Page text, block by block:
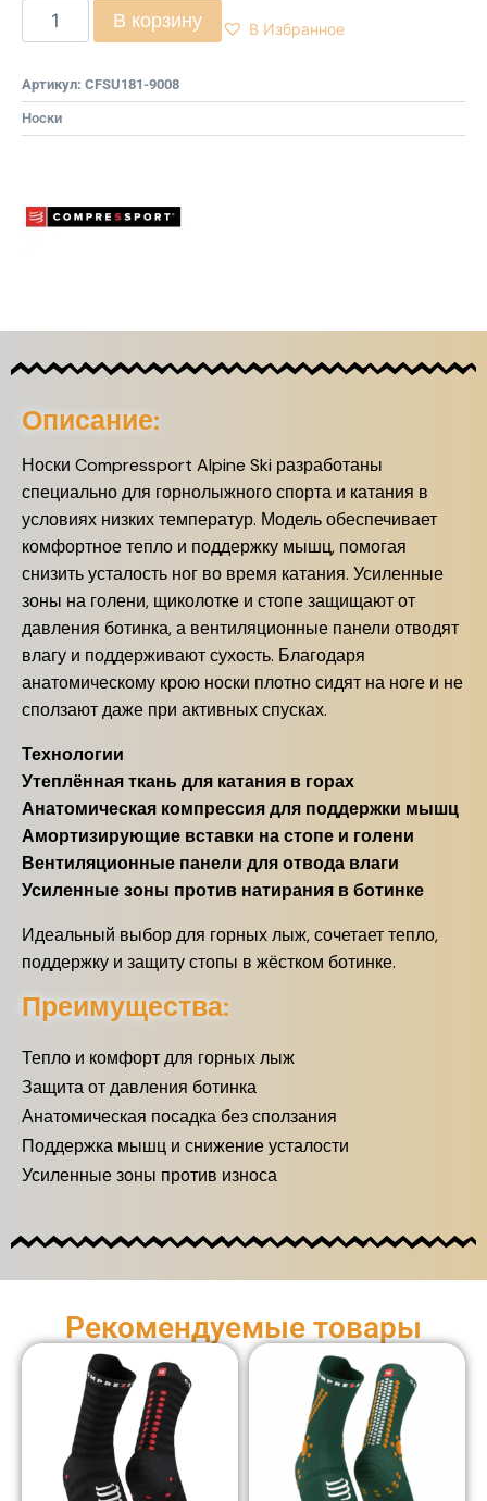
В корзину В Избранное
Артикул: CFSU181-9008
Носки
Описание:
Носки Compressport Alpine Ski разработаны
специально для горнолыжного спорта и катания в
условиях низких температур. Модель обеспечивает
комфортное тепло и поддержку мышц, помогая
снизить усталость ног во время катания. Усиленные
зоны на голени, щиколотке и стопе защищают от
давления ботинка, а вентиляционные панели отводят
влагу и поддерживают сухость. Благодаря
анатомическому крою носки плотно сидят на ноге и не
сползают даже при активных спусках.
Технологии
Утеплённая ткань для катания в горах
Анатомическая компрессия для поддержки мышц
Амортизирующие вставки на стопе и голени
Вентиляционные панели для отвода влаги
Усиленные зоны против натирания в ботинке
Идеальный выбор для горных лыж, сочетает тепло,
поддержку и защиту стопы в жёстком ботинке.
Преимущества:
Тепло и комфорт для горных лыж
Защита от давления ботинка
Анатомическая посадка без сползания
Поддержка мышц и снижение усталости
Усиленные зоны против износа
Рекомендуемые товары